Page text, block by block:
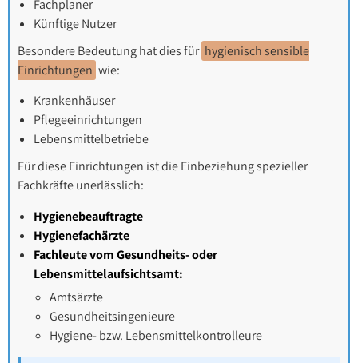
Fachplaner
Künftige Nutzer
Besondere Bedeutung hat dies für hygienisch sensible
Einrichtungen wie:
Krankenhäuser
Pflegeeinrichtungen
Lebensmittelbetriebe
Für diese Einrichtungen ist die Einbeziehung spezieller
Fachkräfte unerlässlich:
Hygienebeauftragte
Hygienefachärzte
Fachleute vom Gesundheits- oder
Lebensmittelaufsichtsamt:
Amtsärzte
Gesundheitsingenieure
Hygiene- bzw. Lebensmittelkontrolleure